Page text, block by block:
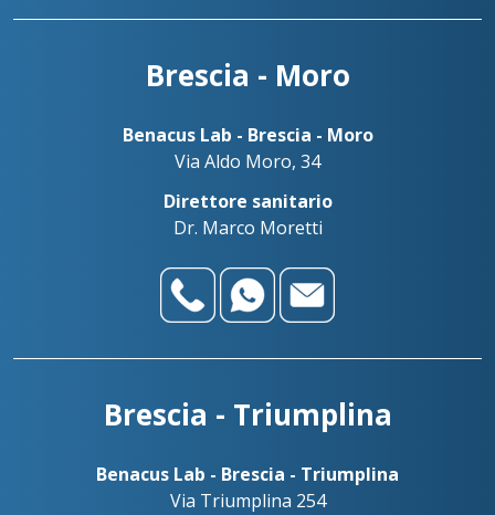
Brescia - Moro
Benacus Lab - Brescia - Moro
Via Aldo Moro, 34
Direttore sanitario
Dr. Marco Moretti
Brescia - Triumplina
Benacus Lab - Brescia - Triumplina
Via Triumplina 254